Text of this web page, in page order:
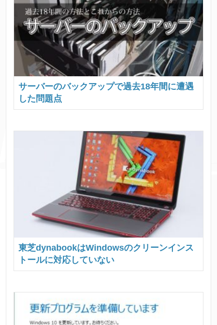
サーバーのバックアップで過去18年間に遭遇
した問題点
東芝dynabookはWindowsのクリーンインス
トールに対応していない